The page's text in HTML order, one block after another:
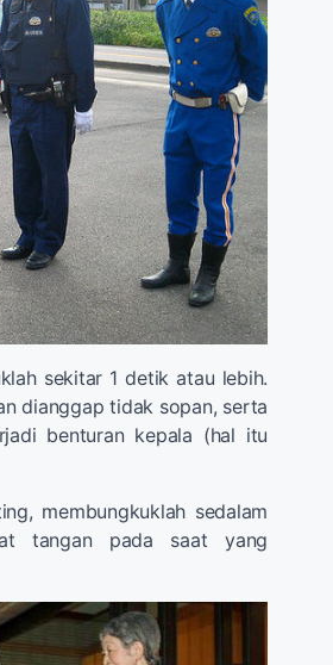
sekitar 1 detik atau lebih.
dianggap tidak sopan, serta
benturan kepala (hal itu
membungkuklah sedalam
tangan pada saat yang